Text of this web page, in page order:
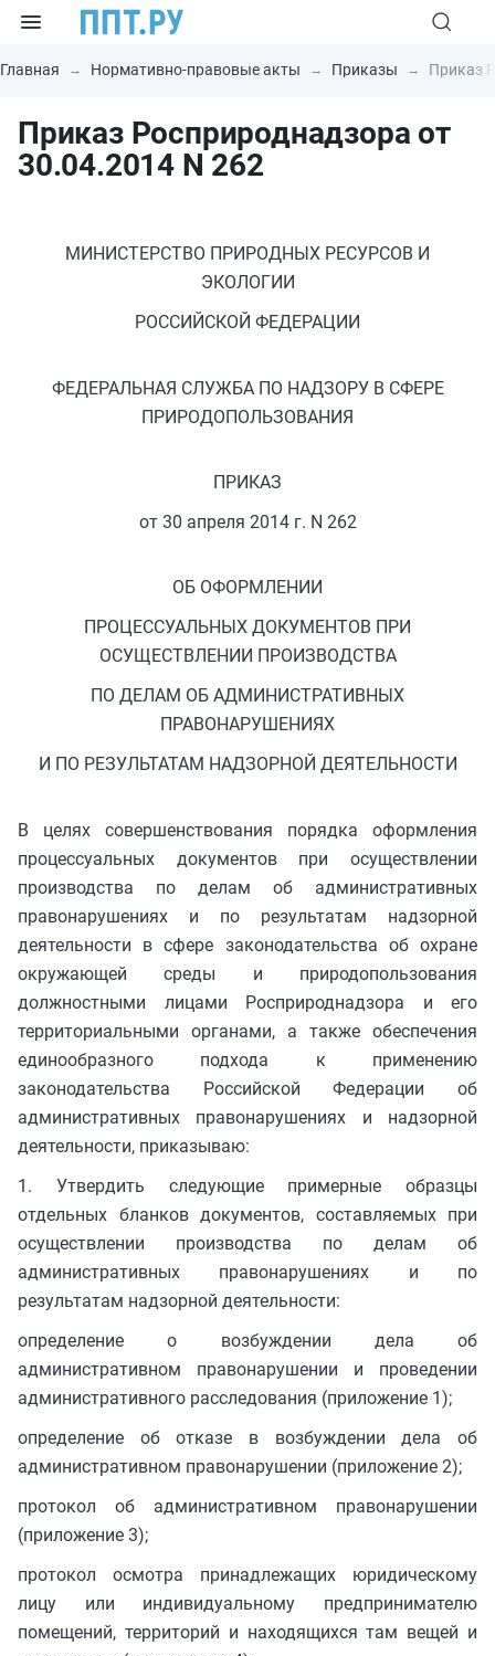
Главная Нормативно-правовые акты Приказы Приказ
Приказ Росприроднадзора от
30.04.2014 N 262
МИНИСТЕРСТВО ПРИРОДНЫХ РЕСУРСОВ И
ЭКОЛОГИИ
РОССИЙСКОЙ ФЕДЕРАЦИИ
ФЕДЕРАЛЬНАЯ СЛУЖБА ПО НАДЗОРУ В СФЕРЕ
ПРИРОДОПОЛЬЗОВАНИЯ
ПРИКАЗ
от 30 апреля 2014 г. N 262
ОБ ОФОРМЛЕНИИ
ПРОЦЕССУАЛЬНЫХ ДОКУМЕНТОВ ПРИ
ОСУЩЕСТВЛЕНИИ ПРОИЗВОДСТВА
ПО ДЕЛАМ ОБ АДМИНИСТРАТИВНЫХ
ПРАВОНАРУШЕНИЯХ
И ПО РЕЗУЛЬТАТАМ НАДЗОРНОЙ ДЕЯТЕЛЬНОСТИ
В целях совершенствования порядка оформления
процессуальных документов при осуществлении
производства по делам об административных
правонарушениях и по результатам надзорной
деятельности в сфере законодательства об охране
окружающей среды и природопользования
должностными лицами Росприроднадзора и его
территориальными органами, а также обеспечения
единообразного подхода к применению
законодательства Российской Федерации об
административных правонарушениях и надзорной
деятельности, приказываю:
1. Утвердить следующие примерные образцы
отдельных бланков документов, составляемых при
осуществлении производства по делам об
административных правонарушениях и по
результатам надзорной деятельности:
определение о возбуждении дела об
административном правонарушении и проведении
административного расследования (приложение 1);
определение об отказе в возбуждении дела об
административном правонарушении (приложение 2);
протокол об административном правонарушении
(приложение 3);
протокол осмотра принадлежащих юридическому
лицу или индивидуальному предпринимателю
помещений, территорий и находящихся там вещей и